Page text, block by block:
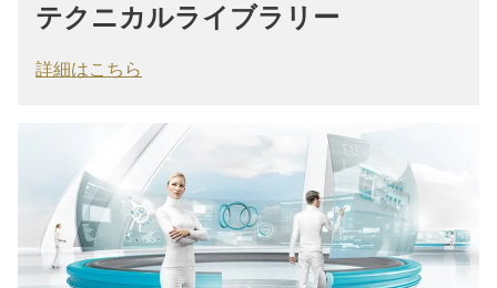
テクニカルライブラリー
詳細はこちら